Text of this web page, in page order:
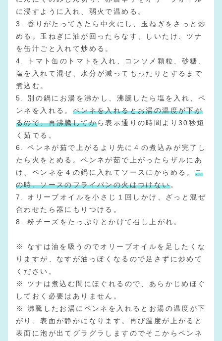
に浸すように入れ、弱火で温める。
3. 香りがたってきたら中火にし、玉ねぎをさっと炒
める。玉ねぎに油が回ったらなす、しいたけ、ツナ
を缶汁ごと入れて炒める。
4. トマト缶のトマトを入れ、コンソメ顆粒、砂糖、
塩を入れて混ぜ、水分が減ってもったりとするまで
煮込む。
5. 別の鍋にお湯を沸かし、沸騰したら塩を入れ、ペ
ンネを入れる。 ペンネを入れるとお湯の温度が下が
るので、再沸騰してから表示通りの時間より30秒短
く茹でる。
6. ペンネが茹で上がるより先に４の煮込みが完了し
たら火をとめる。ペンネが茹で上がったらザルにあ
け、ペンネを４の鍋に入れてソースにからめる。 こ
の時、ソースのフライパンの火はつけない。
7. オリーブオイルを小さじ１回しかけ、ざっと混ぜ
合わせたら器にもりつける。
8. 粉チーズをたっぷりとかけて召し上がれ。
※ なすは油を吸うのでオリーブオイルを足したくな
りますが、なすが油っぽくなるので足さずに炒めて
ください。
※ ツナは煮込む間にほぐれるので、あらかじめほぐ
しておく必要はありません。
※ 沸騰したお湯にペンネを入れるとお湯の温度が下
がり、表面が静かになります。再び温度が上がると
表面に泡が出てグラグラしますのでそこからペンネ